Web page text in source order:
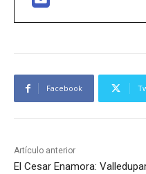
Facebook
Artículo anterior
El Cesar Enamora: